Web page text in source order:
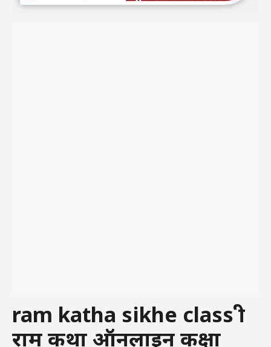
ram katha sikhe class श्री
राम कथा ऑनलाइन कक्षा